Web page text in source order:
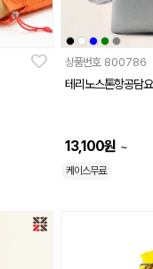
상품번호 800786
테리노스톤항공담요
13,100원 ~
케이스무료